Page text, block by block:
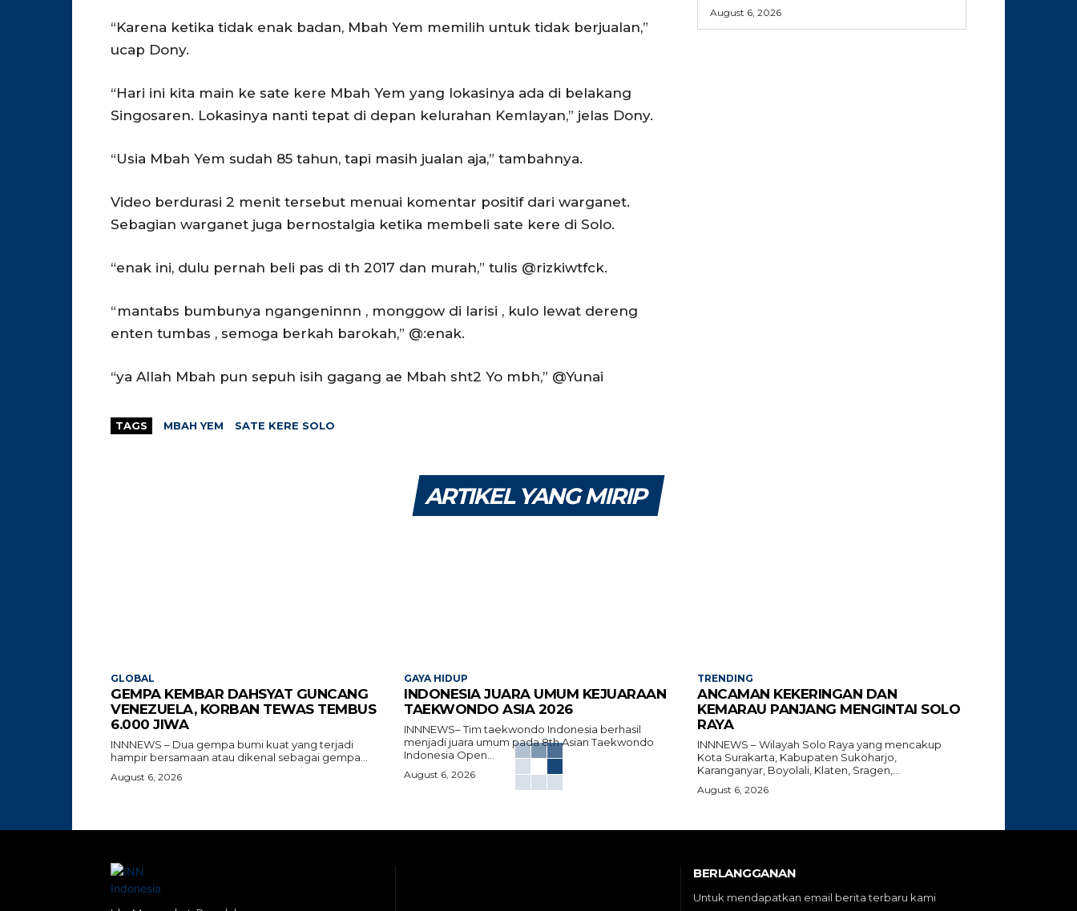
“Karena ketika tidak enak badan, Mbah Yem memilih untuk tidak berjualan,”
ucap Dony.
“Hari ini kita main ke sate kere Mbah Yem yang lokasinya ada di belakang
Singosaren. Lokasinya nanti tepat di depan kelurahan Kemlayan,” jelas Dony.
“Usia Mbah Yem sudah 85 tahun, tapi masih jualan aja,” tambahnya.
Video berdurasi 2 menit tersebut menuai komentar positif dari warganet.
Sebagian warganet juga bernostalgia ketika membeli sate kere di Solo.
“enak ini, dulu pernah beli pas di th 2017 dan murah,” tulis @rizkiwtfck.
“mantabs bumbunya ngangeninnn , monggow di larisi , kulo lewat dereng
enten tumbas , semoga berkah barokah,” @:enak.
“ya Allah Mbah pun sepuh isih gagang ae Mbah sht2 Yo mbh,” @Yunai
TAGS MBAH YEM SATE KERE SOLO
August 6, 2026
ARTIKEL YANG MIRIP
GLOBAL
GEMPA KEMBAR DAHSYAT GUNCANG
VENEZUELA, KORBAN TEWAS TEMBUS
6.000 JIWA
INNNEWS – Dua gempa bumi kuat yang terjadi
hampir bersamaan atau dikenal sebagai gempa...
August 6, 2026
GAYA HIDUP
INDONESIA JUARA UMUM KEJUARAAN
TAEKWONDO ASIA 2026
INNNEWS– Tim taekwondo Indonesia berhasil
menjadi juara umum pada 8th Asian Taekwondo
Indonesia Open...
August 6, 2026
TRENDING
ANCAMAN KEKERINGAN DAN
KEMARAU PANJANG MENGINTAI SOLO
RAYA
INNNEWS – Wilayah Solo Raya yang mencakup
Kota Surakarta, Kabupaten Sukoharjo,
Karanganyar, Boyolali, Klaten, Sragen,...
August 6, 2026
BERLANGGANAN
Untuk mendapatkan email berita terbaru kami